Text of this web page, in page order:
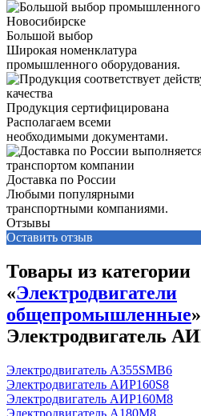
Большой выбор
Широкая номенклатура
промышленного оборудования.
Продукция сертифицирована
Располагаем всеми
необходимыми документами.
Доставка по России
Любыми популярными
транспортными компаниями.
Отзывы
Оставить отзыв
Товары из категории
«Электродвигатели
общепромышленные
Электродвигатель
Электродвигатель А355SМВ6
Электродвигатель АИР160S8
Электродвигатель АИР160М8
Электродвигатель А180М8